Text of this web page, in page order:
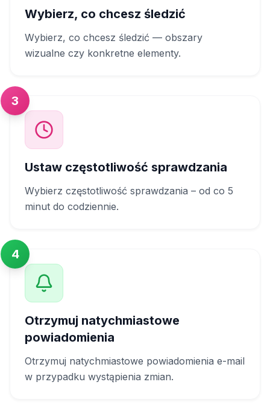
Wybierz, co chcesz śledzić
Wybierz, co chcesz śledzić — obszary
wizualne czy konkretne elementy.
3
Ustaw częstotliwość sprawdzania
Wybierz częstotliwość sprawdzania – od co 5
minut do codziennie.
4
Otrzymuj natychmiastowe
powiadomienia
Otrzymuj natychmiastowe powiadomienia e-mail
w przypadku wystąpienia zmian.